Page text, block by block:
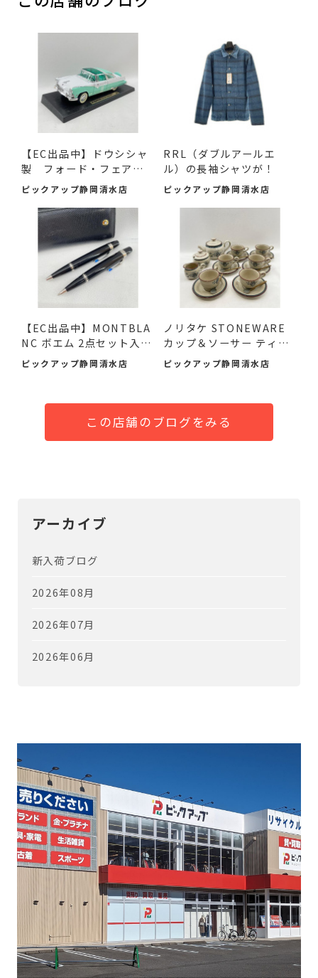
【EC出品中】ドウシシャ
製 フォード・フェアレ
ー...
ピックアップ静岡清水店
RRL（ダブルアールエ
ル）の長袖シャツが！
ピックアップ静岡清水店
【EC出品中】MONTBLA
NC ボエム 2点セット入荷
しま...
ピックアップ静岡清水店
ノリタケ STONEWARE
カップ＆ソーサー ティー
セッ...
ピックアップ静岡清水店
この店舗のブログをみる
アーカイブ
新入荷ブログ
2026年08月
2026年07月
2026年06月